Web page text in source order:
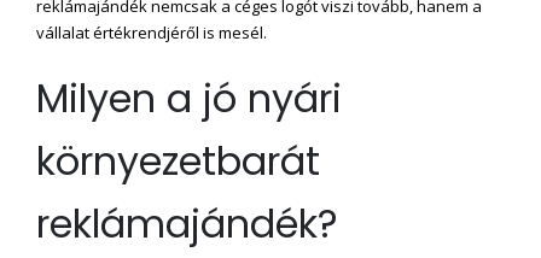
reklámajándék nemcsak a céges logót viszi tovább, hanem a
vállalat értékrendjéről is mesél.
Milyen a jó nyári
környezetbarát
reklámajándék?